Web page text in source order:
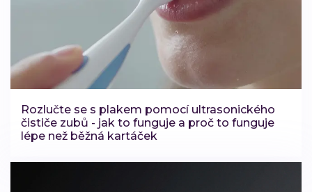
Rozlučte se s plakem pomocí ultrasonického
čističe zubů - jak to funguje a proč to funguje
lépe než běžná kartáček